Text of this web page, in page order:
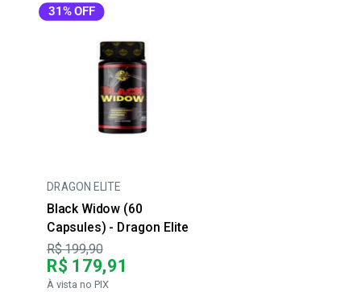
31% OFF
DRAGON ELITE
Black Widow (60
Capsules) - Dragon Elite
Preço
R$ 199,90
R$ 179,91
À vista no PIX